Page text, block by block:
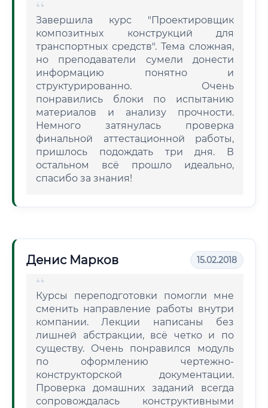
Завершила курс "Проектировщик
композитных конструкций для
транспортных средств". Тема сложная,
но преподаватели сумели донести
информацию понятно и
структурированно. Очень
понравились блоки по испытанию
материалов и анализу прочности.
Немного затянулась проверка
финальной аттестационной работы,
пришлось подождать три дня. В
остальном всё прошло идеально,
спасибо за знания!
Денис Марков 15.02.2018
Курсы переподготовки помогли мне
сменить направление работы внутри
компании. Лекции написаны без
лишней абстракции, всё четко и по
существу. Очень понравился модуль
по оформлению чертежно-
конструкторской документации.
Проверка домашних заданий всегда
сопровождалась конструктивными